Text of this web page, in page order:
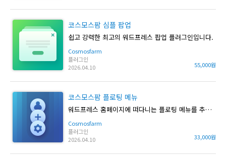
코스모스팜 심플 팝업
쉽고 강력한 최고의 워드프레스 팝업 플러그인입니다.
Cosmosfarm
플러그인
2026.04.10
55,000원
코스모스팜 플로팅 메뉴
워드프레스 홈페이지에 떠다니는 플로팅 메뉴를 추가합니다.
Cosmosfarm
플러그인
2026.04.10
33,000원